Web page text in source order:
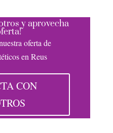
y aprovecha
oferta de
en Reus
CON